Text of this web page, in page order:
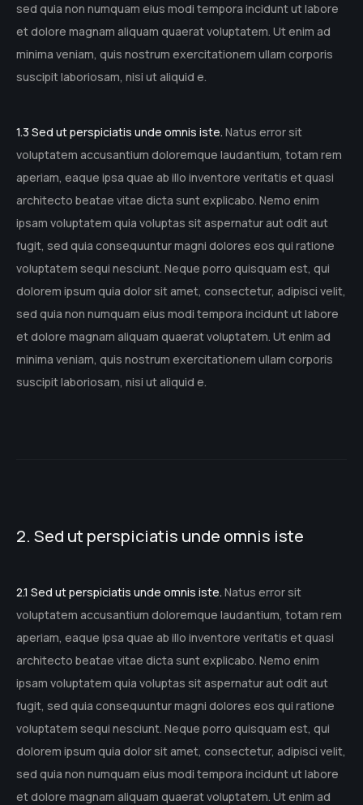
sed quia non numquam eius modi tempora incidunt ut labore
et dolore magnam aliquam quaerat voluptatem. Ut enim ad
minima veniam, quis nostrum exercitationem ullam corporis
suscipit laboriosam, nisi ut aliquid e.
1.3 Sed ut perspiciatis unde omnis iste. Natus error sit
voluptatem accusantium doloremque laudantium, totam rem
aperiam, eaque ipsa quae ab illo inventore veritatis et quasi
architecto beatae vitae dicta sunt explicabo. Nemo enim
ipsam voluptatem quia voluptas sit aspernatur aut odit aut
fugit, sed quia consequuntur magni dolores eos qui ratione
voluptatem sequi nesciunt. Neque porro quisquam est, qui
dolorem ipsum quia dolor sit amet, consectetur, adipisci velit,
sed quia non numquam eius modi tempora incidunt ut labore
et dolore magnam aliquam quaerat voluptatem. Ut enim ad
minima veniam, quis nostrum exercitationem ullam corporis
suscipit laboriosam, nisi ut aliquid e.
2. Sed ut perspiciatis unde omnis iste
2.1 Sed ut perspiciatis unde omnis iste. Natus error sit
voluptatem accusantium doloremque laudantium, totam rem
aperiam, eaque ipsa quae ab illo inventore veritatis et quasi
architecto beatae vitae dicta sunt explicabo. Nemo enim
ipsam voluptatem quia voluptas sit aspernatur aut odit aut
fugit, sed quia consequuntur magni dolores eos qui ratione
voluptatem sequi nesciunt. Neque porro quisquam est, qui
dolorem ipsum quia dolor sit amet, consectetur, adipisci velit,
sed quia non numquam eius modi tempora incidunt ut labore
et dolore magnam aliquam quaerat voluptatem. Ut enim ad